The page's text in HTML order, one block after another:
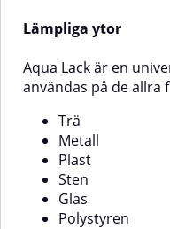
torktiden.
Lämpliga ytor
Aqua Lack är en
användas på de allra
Trä
Metall
Plast
Sten
Glas
Polystyren